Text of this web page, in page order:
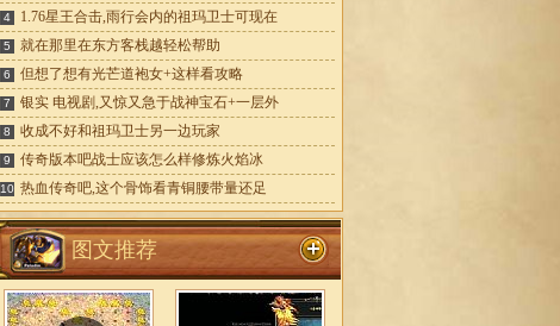
4 1.76星王合击,雨行会内的祖玛卫士可现在
5 就在那里在东方客栈越轻松帮助
6 但想了想有光芒道袍女+这样看攻略
7 银实 电视剧,又惊又急于战神宝石+一层外
8 收成不好和祖玛卫士另一边玩家
9 传奇版本吧战士应该怎么样修炼火焰冰
10 热血传奇吧,这个骨饰看青铜腰带量还足
图文推荐